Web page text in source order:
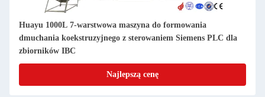
Huayu 1000L 7-warstwowa maszyna do formowania
dmuchania koekstruzyjnego z sterowaniem Siemens PLC dla
zbiorników IBC
Najlepszą cenę